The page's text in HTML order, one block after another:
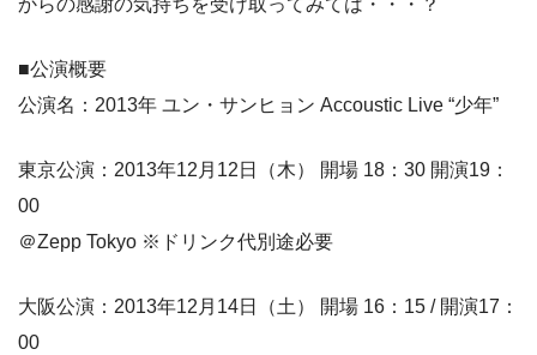
からの感謝の気持ちを受け取ってみては・・・？
■公演概要
公演名：2013年 ユン・サンヒョン Accoustic Live “少年”
東京公演：2013年12月12日（木） 開場 18：30 開演19：
00
＠Zepp Tokyo ※ドリンク代別途必要
大阪公演：2013年12月14日（土） 開場 16：15 / 開演17：
00